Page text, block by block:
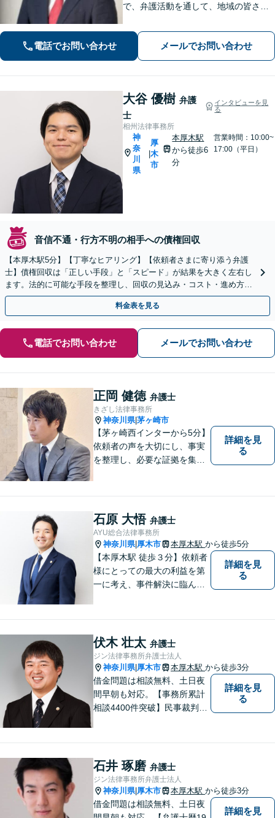
で、弁護活動を通して、地域の皆さま
産・インターネット問題など幅広い分
野に対応可能です。【休日・夜間対
応】
電話でお問い合わせ メールでお問い合わせ
大谷 優樹 弁護
士
インタビューを見
る
相州法律事務所
神
奈
川
県
厚
木
市
本厚木駅
から徒歩6
分
営業時間：10:00~
17:00（平日）
音信不通・行方不明の相手への債権回収
【本厚木駅5分】【丁寧なヒアリング】【依頼者さまに寄り添う弁護
士】債権回収は「正しい手段」と「スピード」が結果を大きく左右し
ます。法的に可能な手段を整理し、回収の見込み・コスト・進め方を
わかりやすくご説明します。まずはご相談ください。
料金表を見る
電話でお問い合わせ メールでお問い合わせ
正岡 健徳 弁護士
きざし法律事務所
神奈川県|茅ヶ崎市
【茅ヶ崎西インターから5分】
依頼者の声を大切にし、事実
を整理し、必要な証拠を集め
親身に対応し、皆さまの少し
でも明るい未来のために尽力
しますのでご安心ください。
【駐車場有】
詳細を見
る
石原 大悟 弁護士
AYU総合法律事務所
神奈川県| 厚木市 本厚木駅 から徒歩5分
【本厚木駅 徒歩３分】依頼者
様にとっての最大の利益を第
一に考え、事件解決に臨んで
所を目指しております。
詳細を見
る
伏木 壮太 弁護士
ジン法律事務所弁護士法人
神奈川県| 厚木市 本厚木駅 から徒歩3分
借金問題は相談無料、土日夜
間早朝も対応。【事務所累計
相談4400件突破】民事裁判／
詳細を見
る
石井 琢磨 弁護士
ジン法律事務所弁護士法人
神奈川県| 厚木市 本厚木駅 から徒歩3分
借金問題は相談無料、土日夜
詳細を見